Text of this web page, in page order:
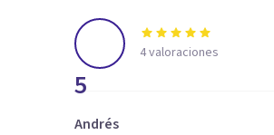
5
4valoraciones
Andrés